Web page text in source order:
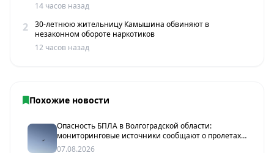
14 часов назад
2
30-летнюю жительницу Камышина обвиняют в
незаконном обороте наркотиков
12 часов назад
Похожие новости
Опасность БПЛА в Волгоградской области:
мониторинговые источники сообщают о пролетах
беспилотников
07.08.2026